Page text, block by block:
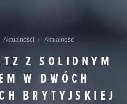
Aktualności Aktualności
Z SOLIDNYM
W DWÓCH
BRYTYJSKIEJ